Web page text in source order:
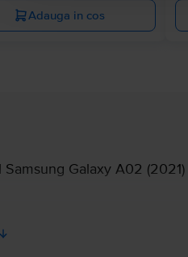
Adauga in cos
Galaxy A02